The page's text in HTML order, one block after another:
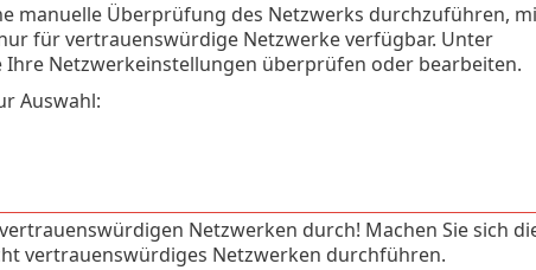
manuelle Überprüfung des Netzwerks durchzuführen,
für vertrauenswürdige Netzwerke verfügbar. Unter
Ihre Netzwerkeinstellungen überprüfen oder bearbeiten.
Auswahl:
Netzwerken durch! Machen Sie sich
vertrauenswürdiges Netzwerken durchführen.